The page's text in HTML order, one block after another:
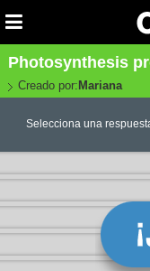
Photosynthesis
Creado por: Mariana
Selecciona una